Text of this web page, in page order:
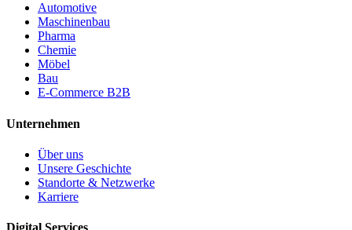
Automotive
Maschinenbau
Pharma
Chemie
Möbel
Bau
E-Commerce B2B
Unternehmen
Über uns
Unsere Geschichte
Standorte & Netzwerke
Karriere